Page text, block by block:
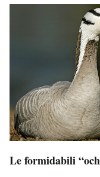
Le formidabili